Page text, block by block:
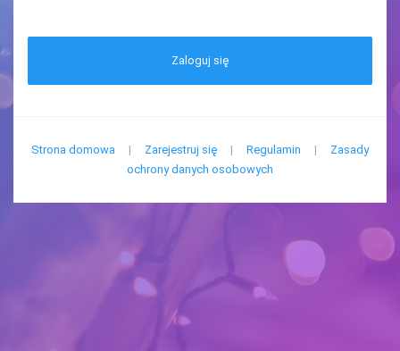
Zaloguj się
Strona domowa | Zarejestruj się | Regulamin |
Zasady
ochrony danych osobowych